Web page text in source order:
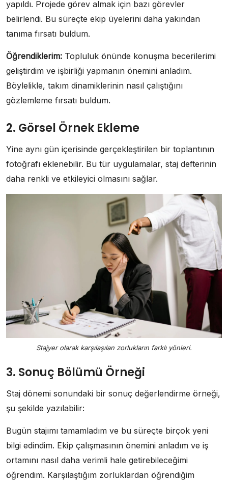
yapıldı. Projede görev almak için bazı görevler
belirlendi. Bu süreçte ekip üyelerini daha yakından
tanıma fırsatı buldum.
Öğrendiklerim: Topluluk önünde konuşma becerilerimi
geliştirdim ve işbirliği yapmanın önemini anladım.
Böylelikle, takım dinamiklerinin nasıl çalıştığını
gözlemleme fırsatı buldum.
2. Görsel Örnek Ekleme
Yine aynı gün içerisinde gerçekleştirilen bir toplantının
fotoğrafı eklenebilir. Bu tür uygulamalar, staj defterinin
daha renkli ve etkileyici olmasını sağlar.
Stajyer olarak karşılaşılan zorlukların farklı yönleri.
3. Sonuç Bölümü Örneği
Staj dönemi sonundaki bir sonuç değerlendirme örneği,
şu şekilde yazılabilir:
Bugün stajımı tamamladım ve bu süreçte birçok yeni
bilgi edindim. Ekip çalışmasının önemini anladım ve iş
ortamını nasıl daha verimli hale getirebileceğimi
öğrendim. Karşılaştığım zorluklardan öğrendiğim